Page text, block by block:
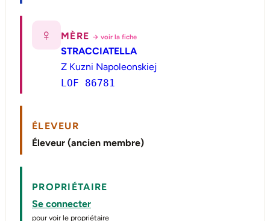
♀ MÈRE → voir la fiche
STRACCIATELLA
Z Kuzni Napoleonskiej
LOF 86781
ÉLEVEUR
Éleveur (ancien membre)
PROPRIÉTAIRE
Se connecter
pour voir le propriétaire